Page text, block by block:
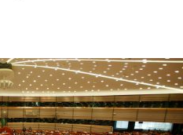
Mondiali calcio 2026